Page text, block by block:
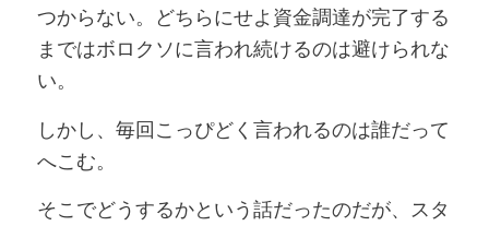
つからない。どちらにせよ資金調達が完了する
まではボロクソに言われ続けるのは避けられな
い。
しかし、毎回こっぴどく言われるのは誰だって
へこむ。
そこでどうするかという話だったのだが、スタ